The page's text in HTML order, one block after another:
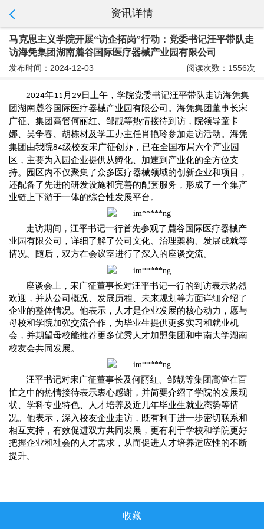
资讯详情
马克思主义学院开展“访企拓岗”行动：党委书记汪平带队走
访海凭集团湖南麓谷国际医疗器械产业园有限公司
发布时间：2024-12-03 阅读次数：1556次
2024年11 月 29 日上午，学院党委书记汪平带队走访海凭集
团湖南麓谷国际医疗器械产业园有限公司。海凭集团董事长宋
广征
集团高管何丽红
邹靓等热情接待到访，院领导童卡
娜
吴争春 胡栋材及学工办主任肖艳玲参加走访活动。海凭
集团由我院84级校友宋广征创办，已在全国布局六个产业园
区，主要为入园企业提供从孵化、加速到产业化的全方位支
持。园区内不仅聚集了众多医疗器械领域的创新企业和项目，
还配备了先进的研发设施和完善的配套服务，形成了一个集产
业链上下游于一体的综合性发展平台。
走访期间，汪平书记一行首先参观了麓谷国际医疗器械产
业园有限公司，详细了解了公司文化、治理架构、 发展成就等
情况。随后，双方在会议室进行了深入的座谈交流。
座谈会上，宋广征董事长对汪平书记一行的到访表示热烈
欢迎，并从公司概况、发展历程、未来规划等方面详细介绍了
企业的整体情况。他表示，人才是企业发展的核心动力，愿与
母校和学院加强交流合作，为毕业生提供更多实习和就业机
会，并期望母校能推荐更多优秀 人 才加盟集团和中南大学湖南
校友会共同发展。
汪平书记对宋广征董事长及何丽红
邹靓等集团高管在百
忙之中的热情接待表示衷心感谢，并简要介绍了学院的发展现
状 、学科专业特色 、人 才培养及近几年毕业生就业态势等情
况。他表示，深入校友企业走访，既有利于进一步密切联系和
相互支持，有效促进双方共同发展，更有利于学校和学院更好
把握企业和社会的人才需求，从而促进人 才培养适应性的不断
提升。
收藏